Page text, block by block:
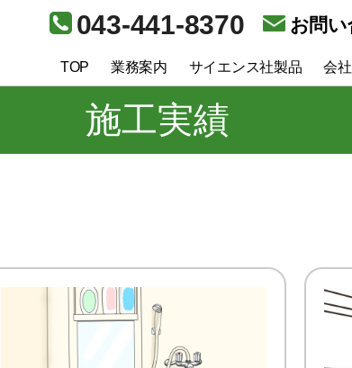
043-441-8370 お問
TOP 業務案内 サイエンス社製品 会
施工実績